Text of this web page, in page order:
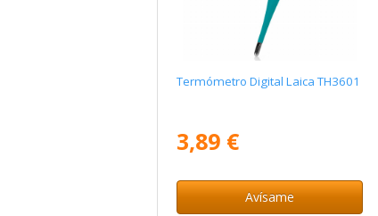
Termómetro Digital Laica TH3601
3,89 €
Avísame